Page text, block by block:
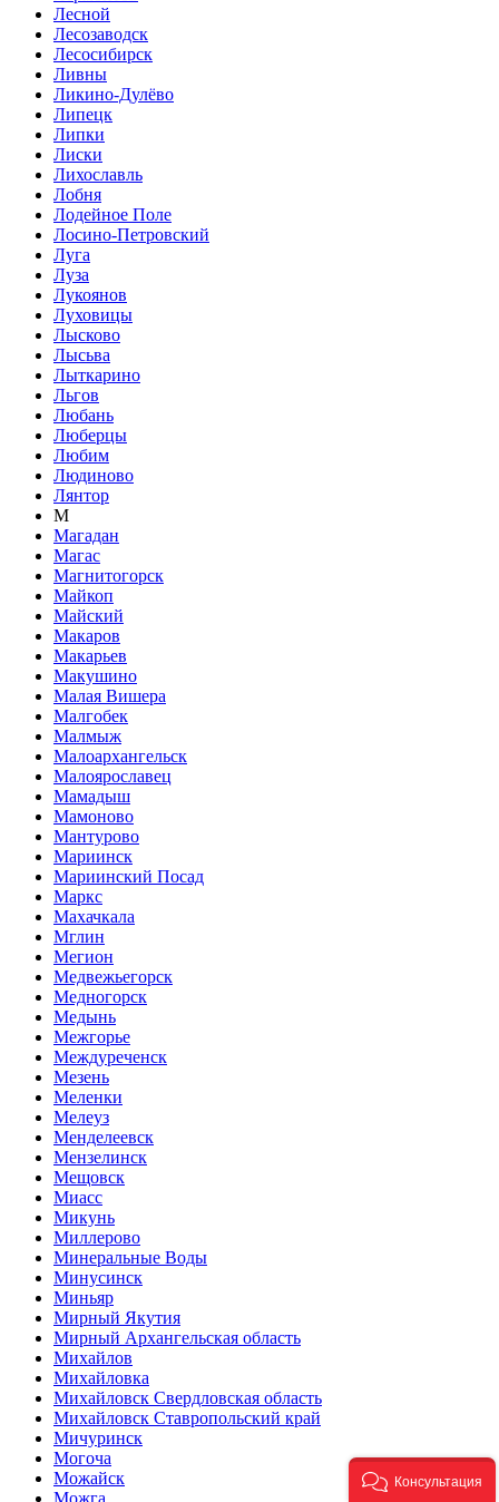
Лесной
Лесозаводск
Лесосибирск
Ливны
Ликино-Дулёво
Липецк
Липки
Лиски
Лихославль
Лобня
Лодейное Поле
Лосино-Петровский
Луга
Луза
Лукоянов
Луховицы
Лысково
Лысьва
Лыткарино
Льгов
Любань
Люберцы
Любим
Людиново
Лянтор
М
Магадан
Магас
Магнитогорск
Майкоп
Майский
Макаров
Макарьев
Макушино
Малая Вишера
Малгобек
Малмыж
Малоархангельск
Малоярославец
Мамадыш
Мамоново
Мантурово
Мариинск
Мариинский Посад
Маркс
Махачкала
Мглин
Мегион
Медвежьегорск
Медногорск
Медынь
Межгорье
Междуреченск
Мезень
Меленки
Мелеуз
Менделеевск
Мензелинск
Мещовск
Миасс
Микунь
Миллерово
Минеральные Воды
Минусинск
Миньяр
Мирный Якутия
Мирный Архангельская область
Михайлов
Михайловка
Михайловск Свердловская область
Михайловск Ставропольский край
Мичуринск
Могоча
Можайск
Можга
Консультация